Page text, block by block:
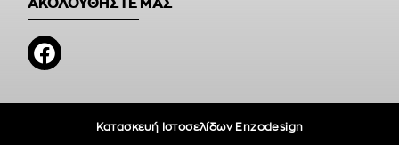
Κατασκευή Ιστοσελίδων Enzodesign